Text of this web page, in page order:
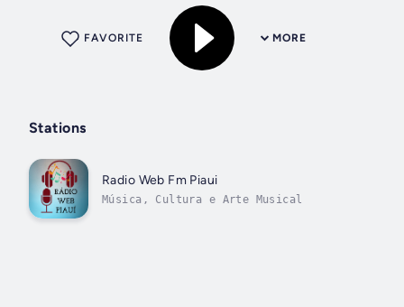
MORE
FAVORITE
Stations
Radio Web Fm Piaui
Música, Cultura e Arte Musical